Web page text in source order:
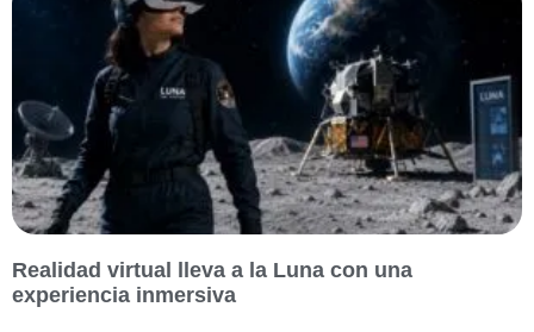
Realidad virtual lleva a la Luna con una
experiencia inmersiva